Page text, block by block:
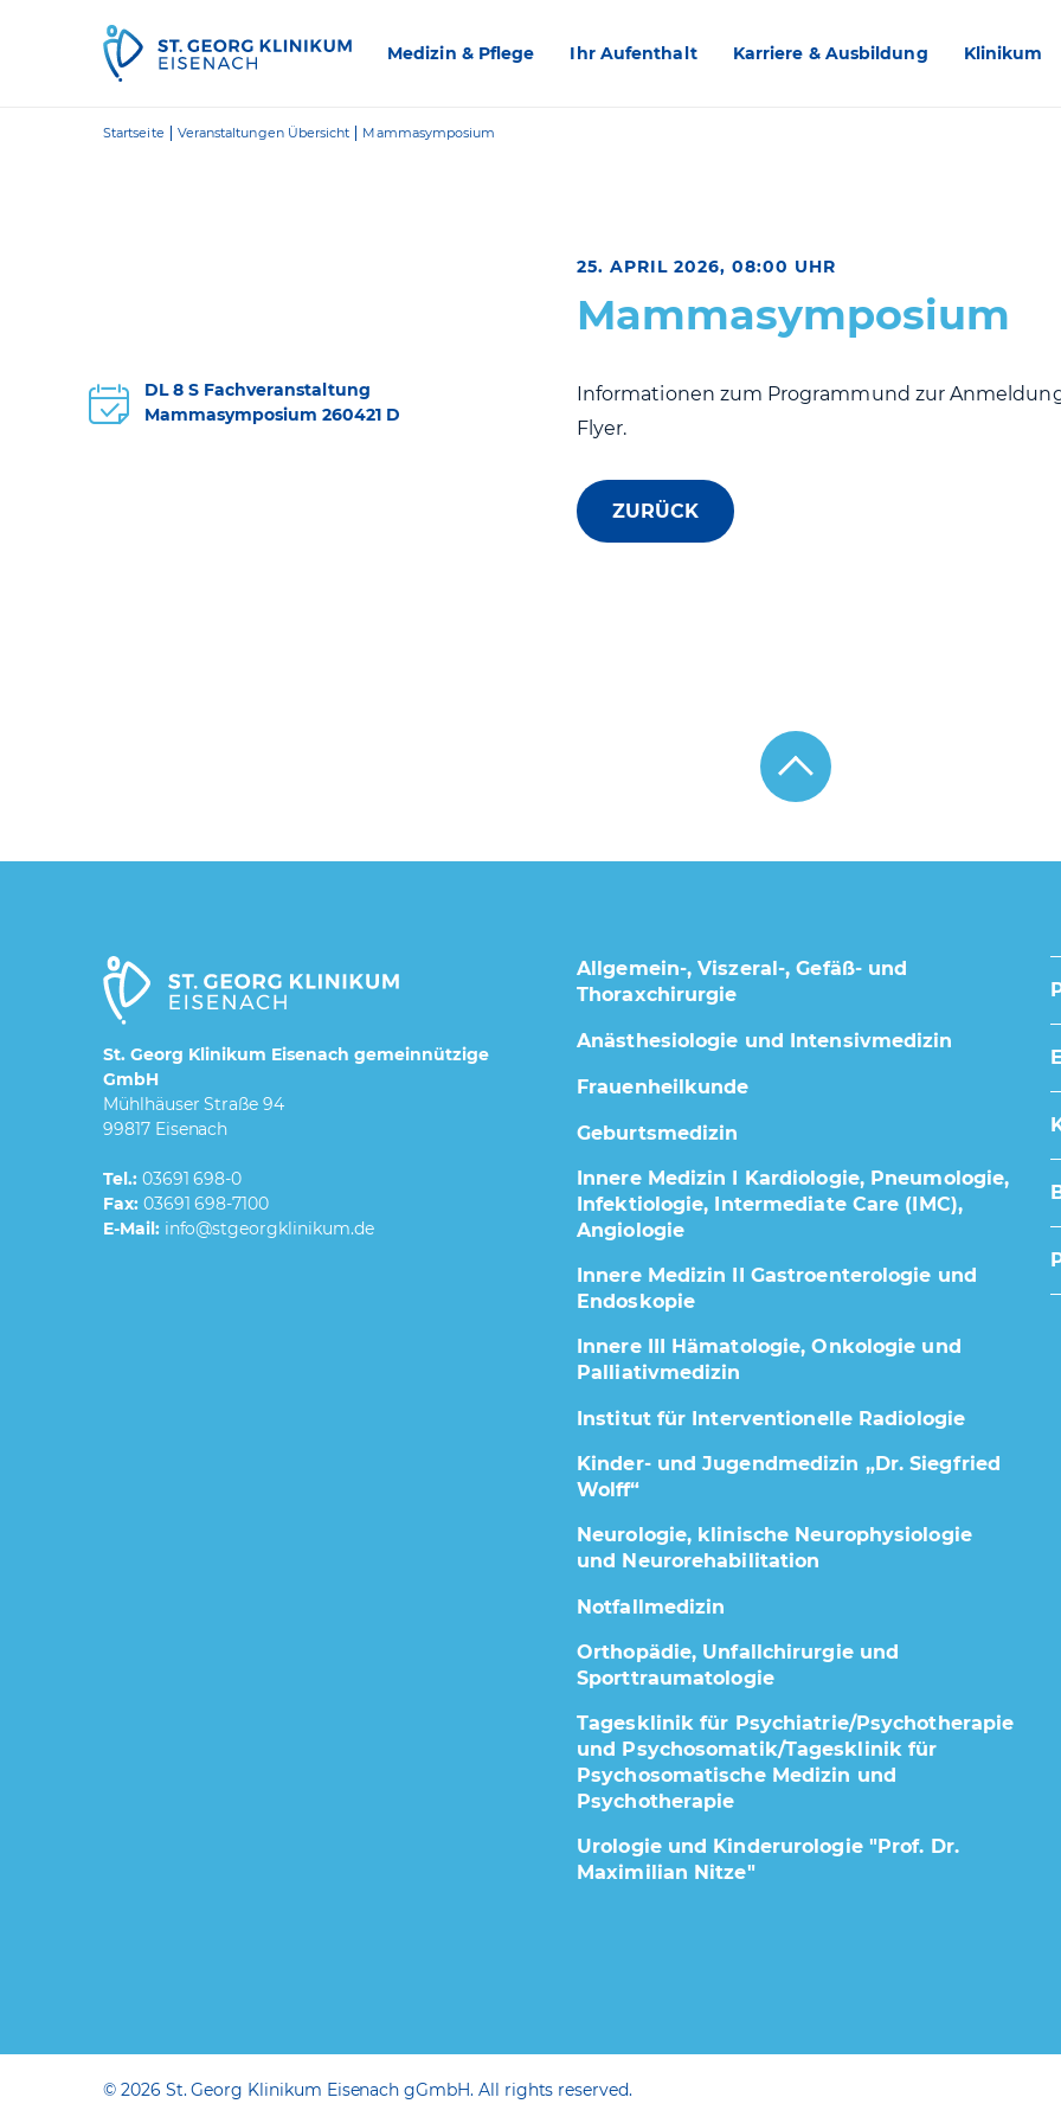
Medizin & Pflege Ihr Aufenthalt Karriere & Ausbildung Klinikum
Startseite Veranstaltungen Übersicht Mammasymposium
25. APRIL 2026, 08:00 UHR
Mammasymposium
Informationen zum Programmund zur
Flyer.
ZURÜCK
DL 8 S Fachveranstaltung
Mammasymposium 260421 D
St. Georg Klinikum Eisenach gemeinnützige
GmbH
Mühlhäuser Straße 94
99817 Eisenach
Tel.:03691 698-0
Fax:03691 698-7100
E-Mail:
Allgemein-, Viszeral-, Gefäß- und
Thoraxchirurgie
Anästhesiologie und Intensivmedizin
Frauenheilkunde
Geburtsmedizin
Innere Medizin I Kardiologie, Pneumologie,
Infektiologie, Intermediate Care (IMC),
Angiologie
Innere Medizin II Gastroenterologie und
Endoskopie
Innere III Hämatologie, Onkologie und
Palliativmedizin
Institut für Interventionelle Radiologie
Kinder- und Jugendmedizin „Dr. Siegfried
Wolff“
Neurologie, klinische Neurophysiologie
und Neurorehabilitation
Notfallmedizin
Orthopädie, Unfallchirurgie und
Sporttraumatologie
Tagesklinik für Psychiatrie/Psychotherapie
und Psychosomatik/Tagesklinik für
Psychosomatische Medizin und
Psychotherapie
Urologie und Kinderurologie "Prof. Dr.
Maximilian Nitze"
© 2026 St. Georg Klinikum Eisenach gGmbH. All rights reserved.